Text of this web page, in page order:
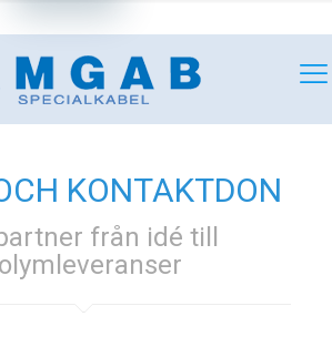
KONTAKTDON
från idé till